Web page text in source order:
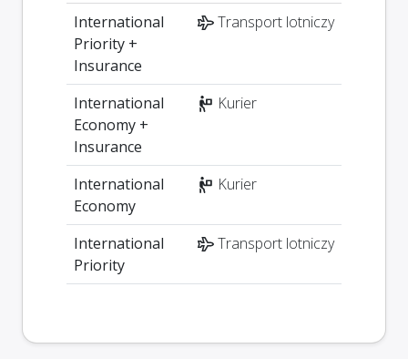
International
Priority +
Insurance
Transport lotniczy
International
Economy +
Insurance
Kurier
International
Economy
Kurier
International
Priority
Transport lotniczy